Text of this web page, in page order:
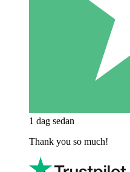
1 dag sedan
Thank you so much!